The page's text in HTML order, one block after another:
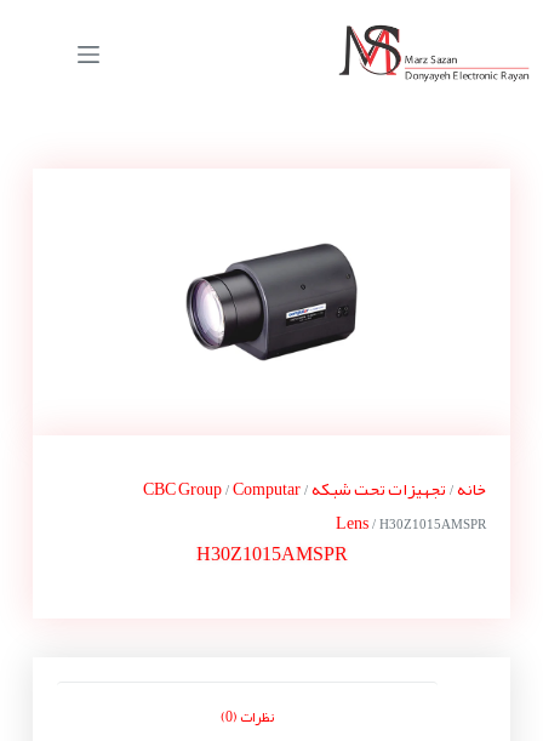
خانه/ تجهیزات تحت شبکه/
CBC Group /Computar
Lens / H30Z1015AMSPR
H30Z1015AMSPR
نظرات (0)